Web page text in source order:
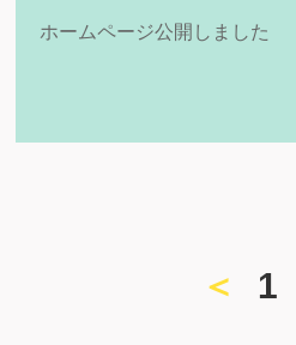
ホームページ公開しました
＜ 1